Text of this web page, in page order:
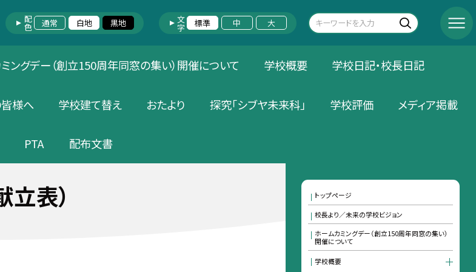
配色 通常 白地 黒地 文字 標準 中 大
ングデー（創立150周年同窓の集い）開催について 学校概要 学校日記・校長日記
様へ 学校建て替え おたより 探究「シブヤ未来科」 学校評価 メディア掲載
PTA 配布文書
立表） トップページ
校長より／未来の学校ビジョン
ホームカミングデー（創立150周年同窓の集い）
開催について
学校概要